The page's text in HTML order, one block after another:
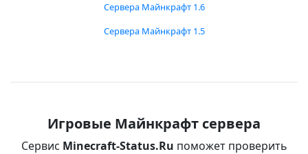
Сервера Майнкрафт 1.6
Сервера Майнкрафт 1.5
Игровые Майнкрафт сервера
Сервис Minecraft-Status.Ru поможет проверить